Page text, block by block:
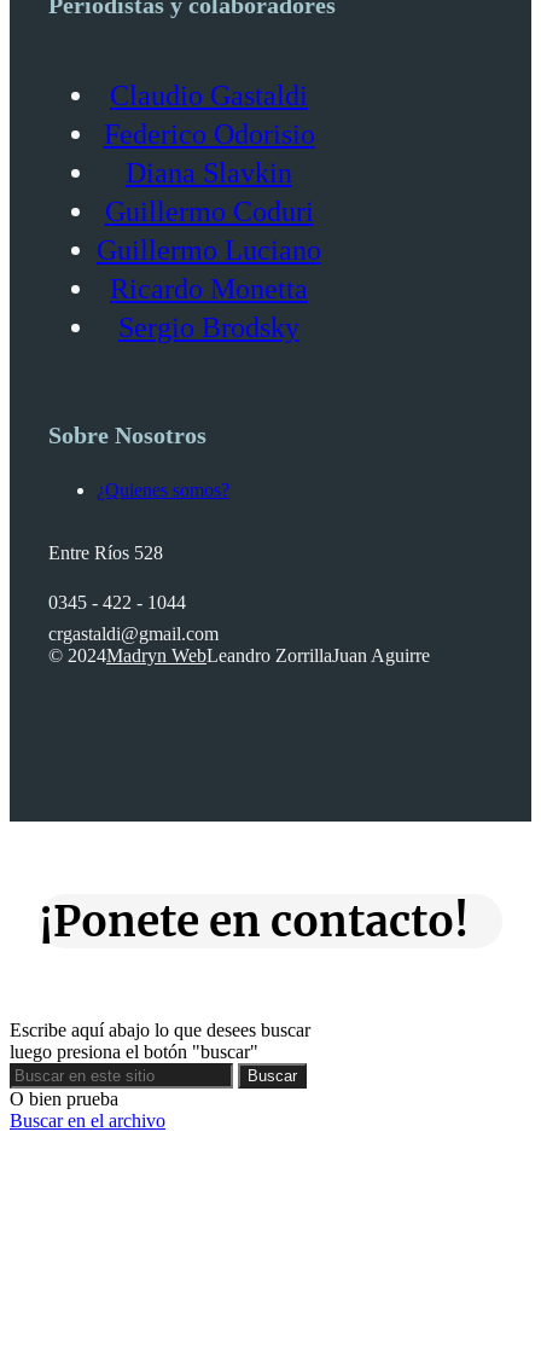
Claudio Gastaldi
Federico Odorisio
Diana Slavkin
Guillermo Coduri
Guillermo Luciano
Ricardo Monetta
Sergio Brodsky
Sobre Nosotros
¿Quienes somos?
Entre Ríos 528
0345 - 422 - 1044
crgastaldi@gmail.com
© 2024Madryn WebLeandro ZorrillaJuan Aguirre
¡Ponete en contacto!
Escribe aquí abajo lo que desees buscar
luego presiona el botón "buscar"
Buscar
Buscar
O bien prueba
Buscar en el archivo